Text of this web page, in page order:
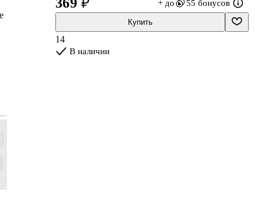
+ до 55 бонусов
Купить
14
В наличии